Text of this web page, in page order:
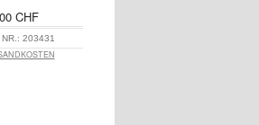
CHF
NR.:203431